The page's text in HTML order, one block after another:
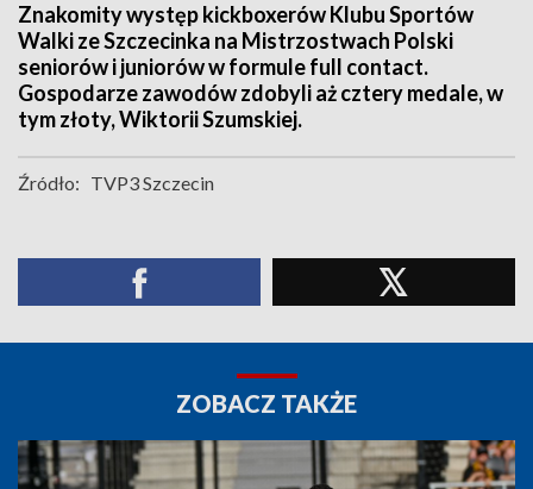
Znakomity występ kickboxerów Klubu Sportów
Walki ze Szczecinka na Mistrzostwach Polski
seniorów i juniorów w formule full contact.
Gospodarze zawodów zdobyli aż cztery medale, w
tym złoty, Wiktorii Szumskiej.
Źródło: TVP3 Szczecin
ZOBACZ TAKŻE